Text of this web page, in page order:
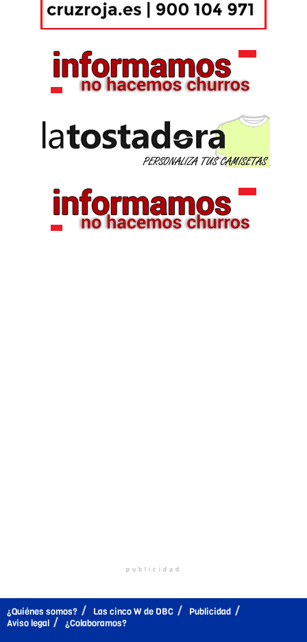
publicidad
¿Quiénes somos? Las cinco W de DBC
Publicidad
Aviso legal
¿Colaboramos?